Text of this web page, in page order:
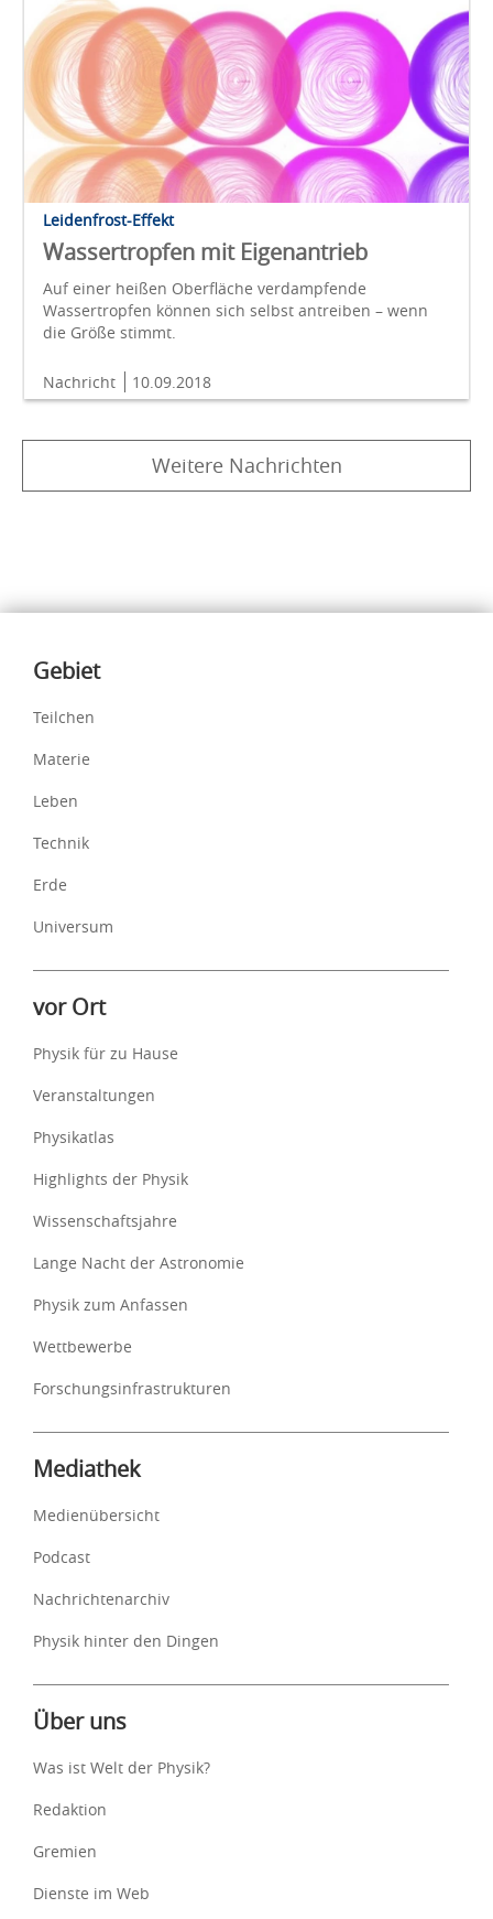
Leidenfrost-Effekt
Wassertropfen mit Eigenantrieb
Auf einer heißen Oberfläche verdampfende
Wassertropfen können sich selbst antreiben – wenn
die Größe stimmt.
Nachricht 10.09.2018
Weitere Nachrichten
Inhalte
Gebiet
Teilchen
Materie
Leben
Technik
Erde
Universum
vor Ort
Physik für zu Hause
Veranstaltungen
Physikatlas
Highlights der Physik
Wissenschaftsjahre
Lange Nacht der Astronomie
Physik zum Anfassen
Wettbewerbe
Forschungsinfrastrukturen
Mediathek
Medienübersicht
Podcast
Nachrichtenarchiv
Physik hinter den Dingen
Über uns
Was ist Welt der Physik?
Redaktion
Gremien
Dienste im Web